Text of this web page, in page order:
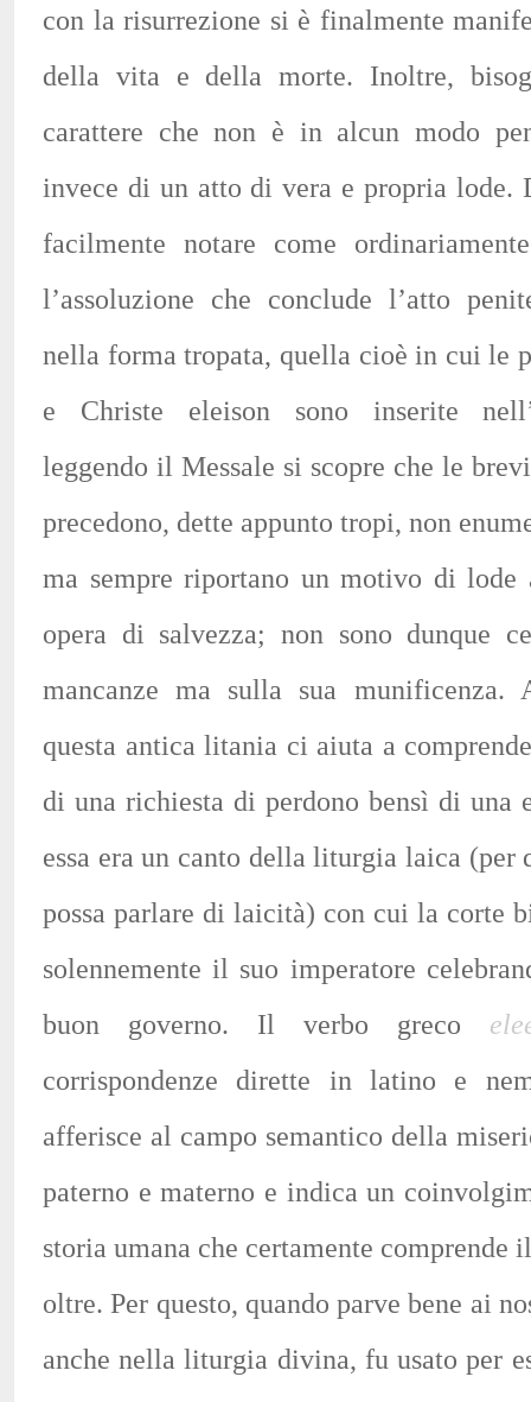
con la risurrezione si è finalmente
della vita e della morte. Inoltre,
carattere che non è in alcun modo
invece di un atto di vera e propria lode.
facilmente notare come
l’assoluzione che conclude l’atto
nella forma tropata, quella cioè in cui le
e Christe eleison sono inserite
leggendo il Messale si scopre che le
precedono, dette appunto tropi, non
ma sempre riportano un motivo di lode
opera di salvezza; non sono dunque
mancanze ma sulla sua
questa antica litania ci aiuta a
di una richiesta di perdono bensì di una
essa era un canto della liturgia laica (per
possa parlare di laicità) con cui la corte
solennemente il suo imperatore
buon governo. Il verbo greco
corrispondenze dirette in latino e
afferisce al campo semantico della
paterno e materno e indica un
storia umana che certamente comprende
oltre. Per questo, quando parve bene ai
anche nella liturgia divina, fu usato per